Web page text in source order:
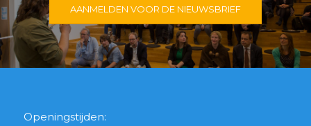
AANMELDEN VOOR DE NIEUWSBRIEF
Openingstijden: